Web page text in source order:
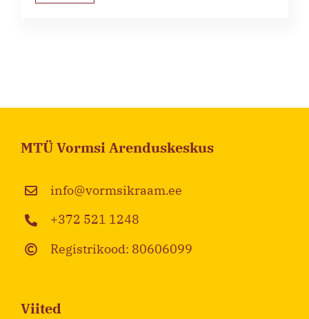
MTÜ Vormsi Arenduskeskus
info@vormsikraam.ee
+372 521 1248
Registrikood: 80606099
Viited